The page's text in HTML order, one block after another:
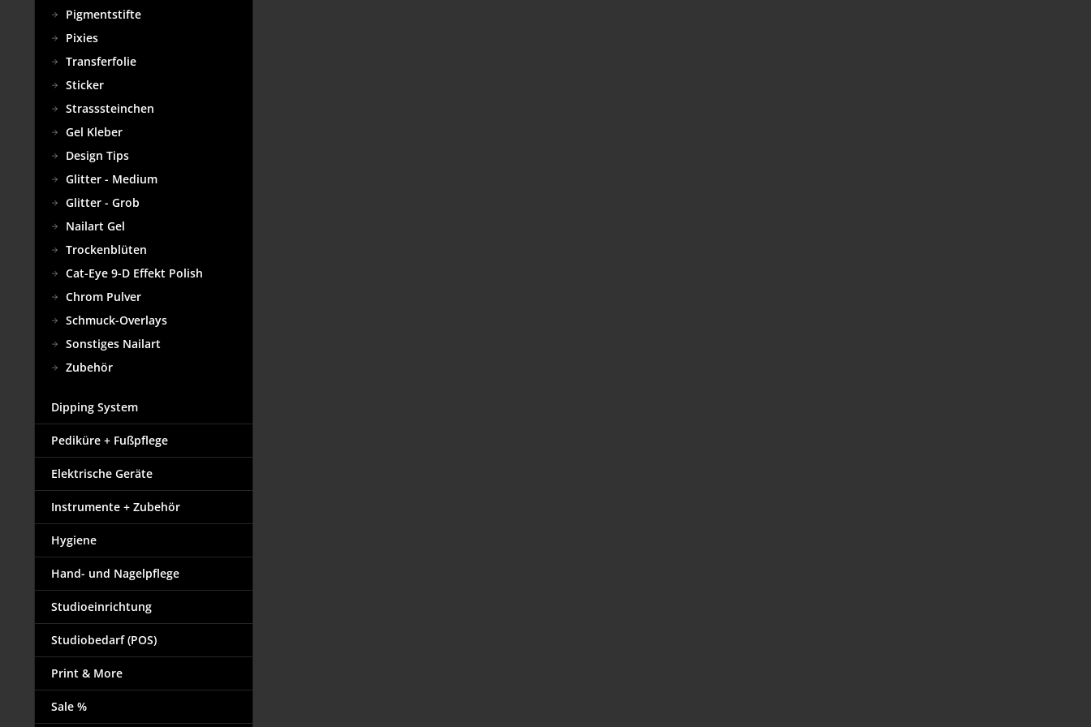
Pigmentstifte
Pixies
Transferfolie
Sticker
Strasssteinchen
Gel Kleber
Design Tips
Glitter - Medium
Glitter - Grob
Nailart Gel
Trockenblüten
Cat-Eye 9-D Effekt Polish
Chrom Pulver
Schmuck-Overlays
Sonstiges Nailart
Zubehör
Dipping System
Pediküre + Fußpflege
Elektrische Geräte
Instrumente + Zubehör
Hygiene
Hand- und Nagelpflege
Studioeinrichtung
Studiobedarf (POS)
Print & More
Sale %